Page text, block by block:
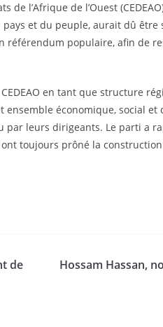
l’Afrique de l’Ouest
et du peuple, aurait dû être
référendum populaire, afin de
en tant que structure
économique, social et
leurs dirigeants. Le parti a
toujours prôné la construction
de
Hossam Hassan,